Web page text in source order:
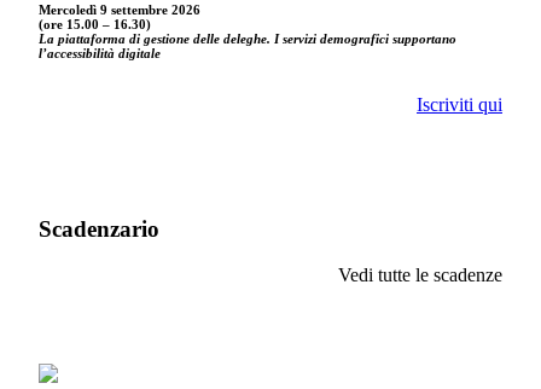
Mercoledì 9 settembre 2026
(ore 15.00 – 16.30)
La piattaforma di gestione delle deleghe. I servizi demografici supportano
l’accessibilità digitale
Iscriviti qui
Scadenzario
Vedi tutte le scadenze